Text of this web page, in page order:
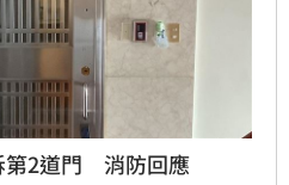
第2道門 消防回應